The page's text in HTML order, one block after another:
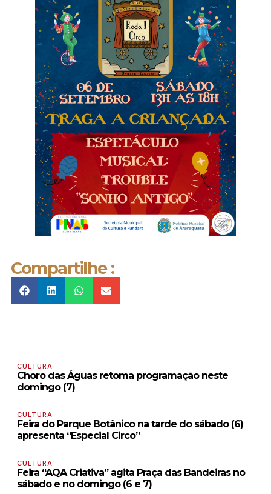
Compartilhe :
CULTURA
Choro das Águas retoma programação neste
domingo (7)
CULTURA
Feira do Parque Botânico na tarde do sábado (6)
apresenta “Especial Circo”
CULTURA
Feira “AQA Criativa” agita Praça das Bandeiras no
sábado e no domingo (6 e 7)